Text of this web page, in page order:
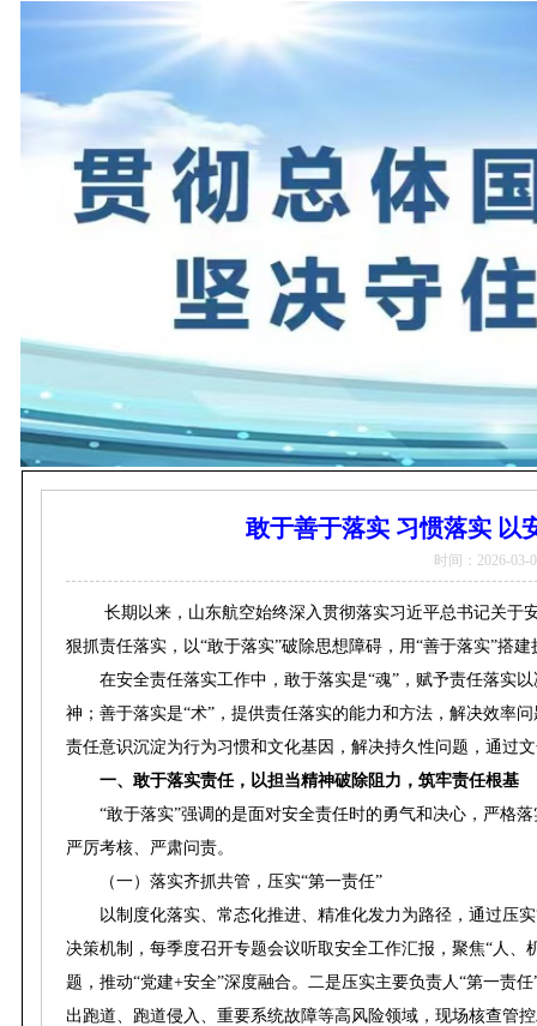
敢于善于落实 习惯落实 以
时间：2026-03-
长期以来，山东航空始终深入贯彻落实习近平总书记关于
狠抓责任落实，以“敢于落实”破除思想障碍，用“善于落实”搭
在安全责任落实工作中，敢于落实是“魂”，赋予责任落实
神；善于落实是“术”，提供责任落实的能力和方法，解决效率
责任意识沉淀为行为习惯和文化基因，解决持久性问题，通过
一、敢于落实责任，以担当精神破除阻力，筑牢责任根基
“敢于落实”强调的是面对安全责任时的勇气和决心，严格
严厉考核、严肃问责。
（一）落实齐抓共管，压实“第一责任”
以制度化落实、常态化推进、精准化发力为路径，通过压
决策机制，每季度召开专题会议听取安全工作汇报，聚焦“人
题，推动“党建+安全”深度融合。二是压实主要负责人“第一责
出跑道、跑道侵入、重要系统故障等高风险领域，现场核查管